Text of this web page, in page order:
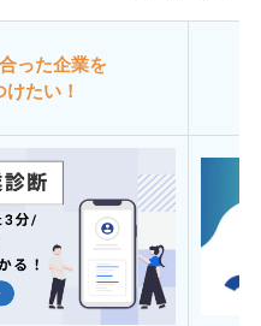
った企業を
けたい！